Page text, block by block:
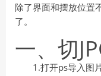
除了界面和摆放位置
了。
一、切
1.打开ps导入图